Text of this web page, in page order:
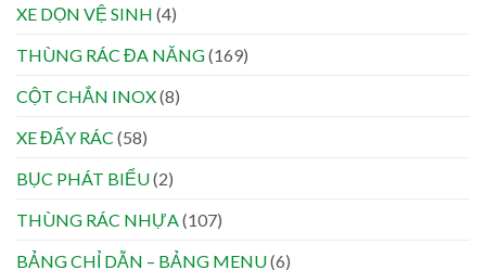
XE DỌN VỆ SINH (4)
THÙNG RÁC ĐA NĂNG(169)
CỘT CHẮN INOX(8)
XE ĐẨY RÁC (58)
BỤC PHÁT BIỂU(2)
THÙNG RÁC NHỰA(107)
BẢNG CHỈ DẪN – BẢNG MENU(6)